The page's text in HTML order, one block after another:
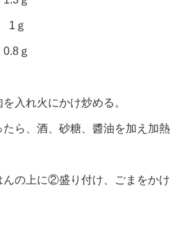
入れ火にかけ炒める。
ら、酒、砂糖、醬油を加え加熱
の上に②盛り付け、ごまをかけ